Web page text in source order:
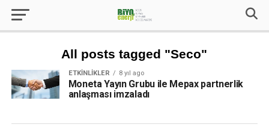
All posts tagged "Seco"
ETKINLIKLER 8 yıl ago
Moneta Yayın Grubu ile Mepax partnerlik
anlaşması imzaladı